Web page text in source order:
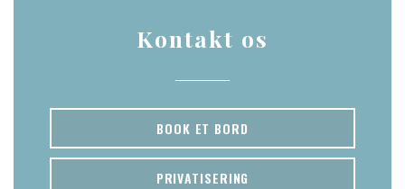
Kontakt os
BOOK ET BORD
PRIVATISERING